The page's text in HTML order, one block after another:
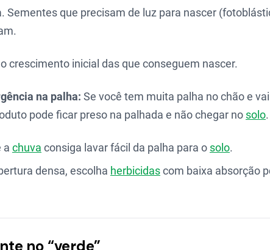
Sementes que precisam de luz para nascer
crescimento inicial das que conseguem nascer.
na palha: Se você tem muita palha no chão e
pode ficar preso na palhada e não chegar no solo.
a chuva consiga lavar fácil da palha para o solo.
densa, escolha herbicidascom baixa absorção
no “verde”